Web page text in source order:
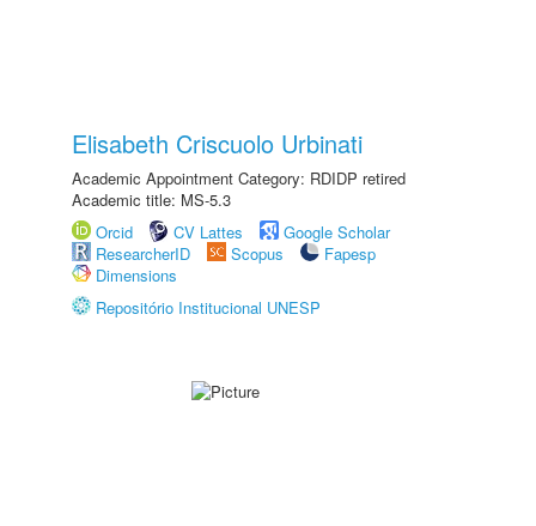
Elisabeth Criscuolo Urbinati
Academic Appointment Category: RDIDP retired
Academic title: MS-5.3
Orcid
CV Lattes
Google Scholar
ResearcherID
Scopus
Fapesp
Dimensions
Repositório Institucional UNESP